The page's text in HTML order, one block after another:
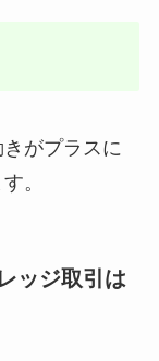
がプラスに
。
ッジ取引は